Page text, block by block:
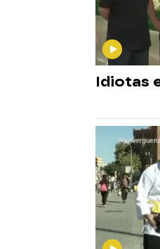
Idiotas